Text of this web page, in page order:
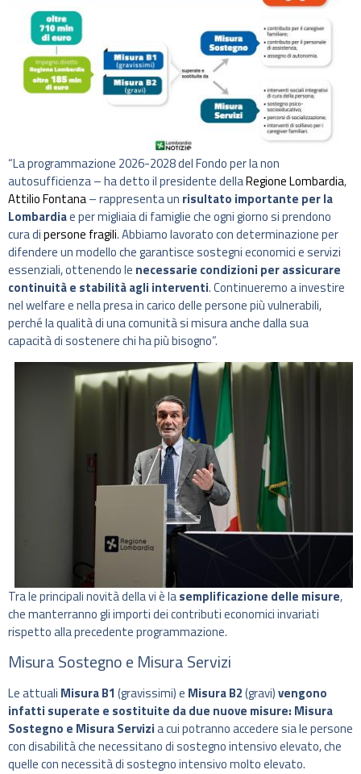
“La programmazione 2026-2028 del Fondo per la non
autosufficienza – ha detto il presidente dellaRegione Lombardia,
Attilio Fontana– rappresenta un risultato importante per la
Lombardiae per migliaia di famiglie che ogni giorno si prendono
cura dipersone fragili. Abbiamo lavorato con determinazione per
difendere un modello che garantisce sostegni economici e servizi
essenziali, ottenendo le necessarie condizioni per assicurare
continuità e stabilità agli interventi. Continueremo a investire
nel welfare e nella presa in carico delle persone più vulnerabili,
perché la qualità di una comunità si misura anche dalla sua
capacità di sostenere chi ha più bisogno”.
Tra le principali novità della vi è lasemplificazione delle misure,
che manterranno gli importi dei contributi economici invariati
rispetto alla precedente programmazione.
Misura Sostegno e Misura Servizi
Le attuali Misura B1 (gravissimi) e Misura B2(gravi)vengono
infatti superate e sostituite da due nuove misure: Misura
Sostegno e Misura Servizia cui potranno accedere sia le persone
con disabilità che necessitano di sostegno intensivo elevato, che
quelle con necessità di sostegno intensivo molto elevato.